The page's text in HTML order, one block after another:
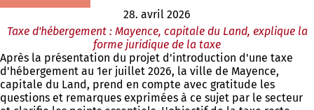
28. avril 2026
Taxe d'hébergement : Mayence, capitale du Land, explique la
forme juridique de la taxe
Après la présentation du projet d'introduction d'une taxe
d'hébergement au 1er juillet 2026, la ville de Mayence,
capitale du Land, prend en compte avec gratitude les
questions et remarques exprimées à ce sujet par le secteur